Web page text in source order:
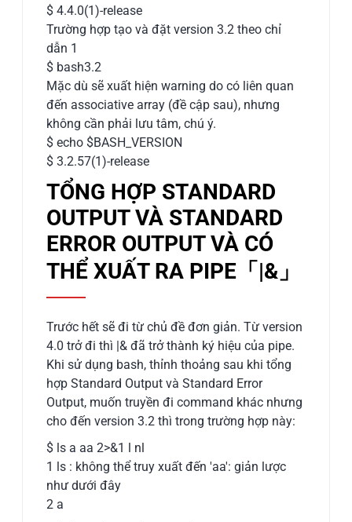
$ 4.4.0(1)-release
Trường hợp tạo và đặt version 3.2 theo chỉ
dẫn 1
$ bash3.2
Mặc dù sẽ xuất hiện warning do có liên quan
đến associative array (đề cập sau), nhưng
không cần phải lưu tâm, chú ý.
$ echo $BASH_VERSION
$ 3.2.57(1)-release
TỔNG HỢP STANDARD
OUTPUT VÀ STANDARD
ERROR OUTPUT VÀ CÓ
THỂ XUẤT RA PIPE「|&」
Trước hết sẽ đi từ chủ đề đơn giản. Từ version
4.0 trở đi thì |& đã trở thành ký hiệu của pipe.
Khi sử dụng bash, thỉnh thoảng sau khi tổng
hợp Standard Output và Standard Error
Output, muốn truyền đi command khác nhưng
cho đến version 3.2 thì trong trường hợp này:
$ ls a aa 2>&1 l nl
1 ls : không thể truy xuất đến 'aa': giản lược
như dưới đây
2 a